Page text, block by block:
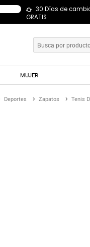
30 Días de
GRATIS
MUJER
Deportes Zapatos Tenis